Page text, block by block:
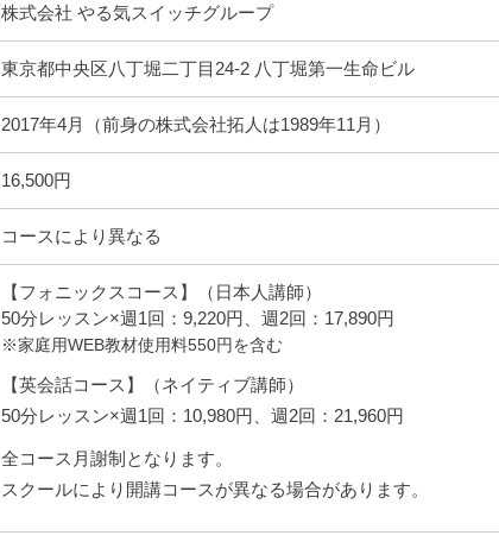
株式会社 やる気スイッチグループ
東京都中央区八丁堀二丁目24-2 八丁堀第一生命ビル
2017年4月（前身の株式会社拓人は1989年11月）
16,500円
コースにより異なる
【フォニックスコース】（日本人講師）
50分レッスン×週1回：9,220円、週2回：17,890円
※家庭用WEB教材使用料550円を含む
【英会話コース】（ネイティブ講師）
50分レッスン×週1回：10,980円、週2回：21,960円
全コース月謝制となります。
スクールにより開講コースが異なる場合があります。